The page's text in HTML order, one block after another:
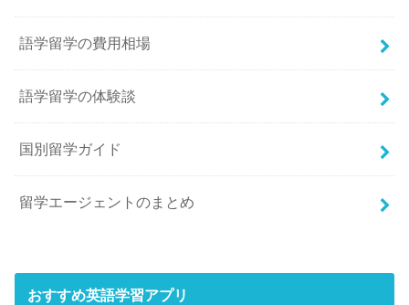
語学留学の費用相場
語学留学の体験談
国別留学ガイド
留学エージェントのまとめ
おすすめ英語学習アプリ